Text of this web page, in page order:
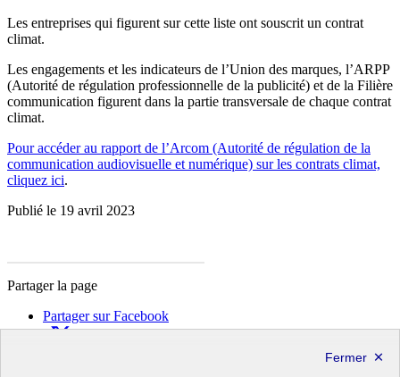
Les entreprises qui figurent sur cette liste ont souscrit un contrat
climat.
Les engagements et les indicateurs de l’Union des marques, l’ARPP
(Autorité de régulation professionnelle de la publicité) et de la Filière
communication figurent dans la partie transversale de chaque contrat
climat.
Pour accéder au rapport de l’Arcom (Autorité de régulation de la
communication audiovisuelle et numérique) sur les contrats climat,
cliquez ici.
Publié le 19 avril 2023
Partager la page
Partager sur Facebook